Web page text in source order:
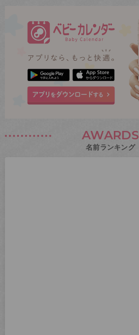
AWARDS
名前ランキング